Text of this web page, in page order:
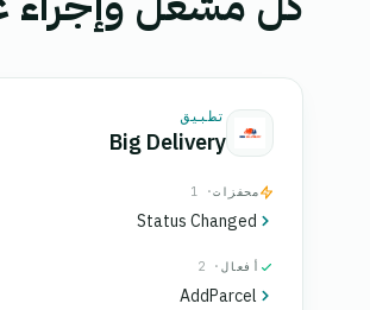
تطبيق
Big Delivery
محفزات· 1
Status Changed
أفعال · 2
AddParcel